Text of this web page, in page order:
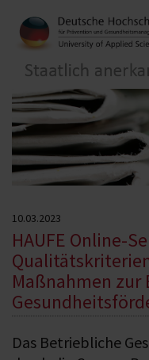
10.03.2023
HAUFE Online-
Maßnahmen
Das Betriebliche